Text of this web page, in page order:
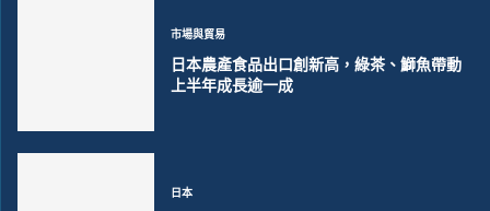
市場與貿易
日本農產食品出口創新高，綠茶、鰤魚帶動
上半年成長逾一成
日本